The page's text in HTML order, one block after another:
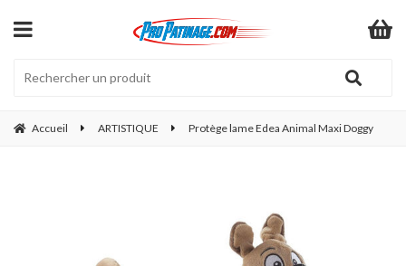
Accueil ARTISTIQUE Protège lame Edea Animal Maxi Doggy